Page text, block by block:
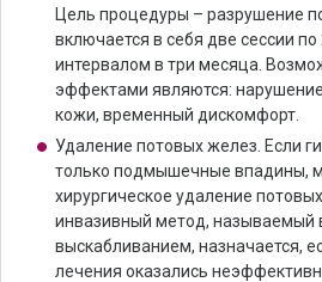
Цель процедуры – разрушение
включается в себя две сессии по
интервалом в три месяца.
эффектами являются:
кожи, временный дискомфорт.
Удаление потовых желез. Если
только подмышечные впадины,
хирургическое удаление
инвазивный метод, называемый
выскабливанием, назначается,
лечения оказались